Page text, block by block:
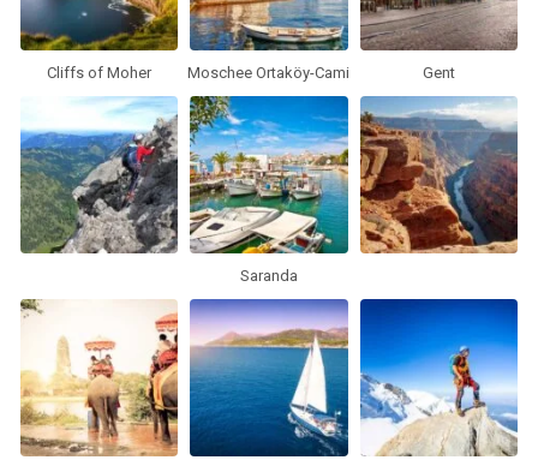
Cliffs of Moher Moschee Ortaköy-Cami Gent
Saranda